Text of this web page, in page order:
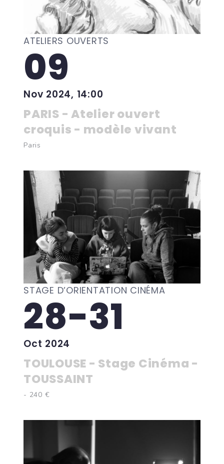
ATELIERS OUVERTS
09
Nov 2024, 14:00
PARIS - Atelier ouvert
croquis - modèle vivant
Paris
STAGE D’ORIENTATION CINÉMA
28-31
Oct 2024
TOULOUSE - Stage Cinéma -
TOUSSAINT
- 240 €